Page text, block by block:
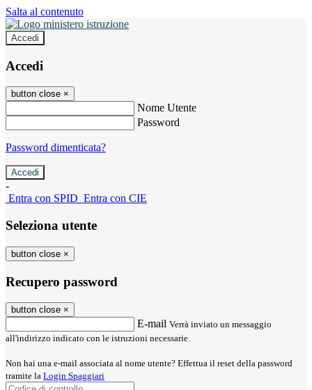
Salta al contenuto
Accedi
Accedi
button close ×
Nome Utente
Password
Password dimenticata?
-
Entra con SPID Entra con CIE
Seleziona utente
button close ×
Recupero password
button close ×
E-mail Verrà inviato un messaggio
all'indirizzo indicato con le istruzioni necessarie.
Non hai una e-mail associata al nome utente? Effettua il reset della password
tramite la Login Spaggiari